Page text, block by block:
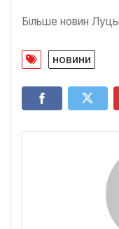
Більше новин
новини